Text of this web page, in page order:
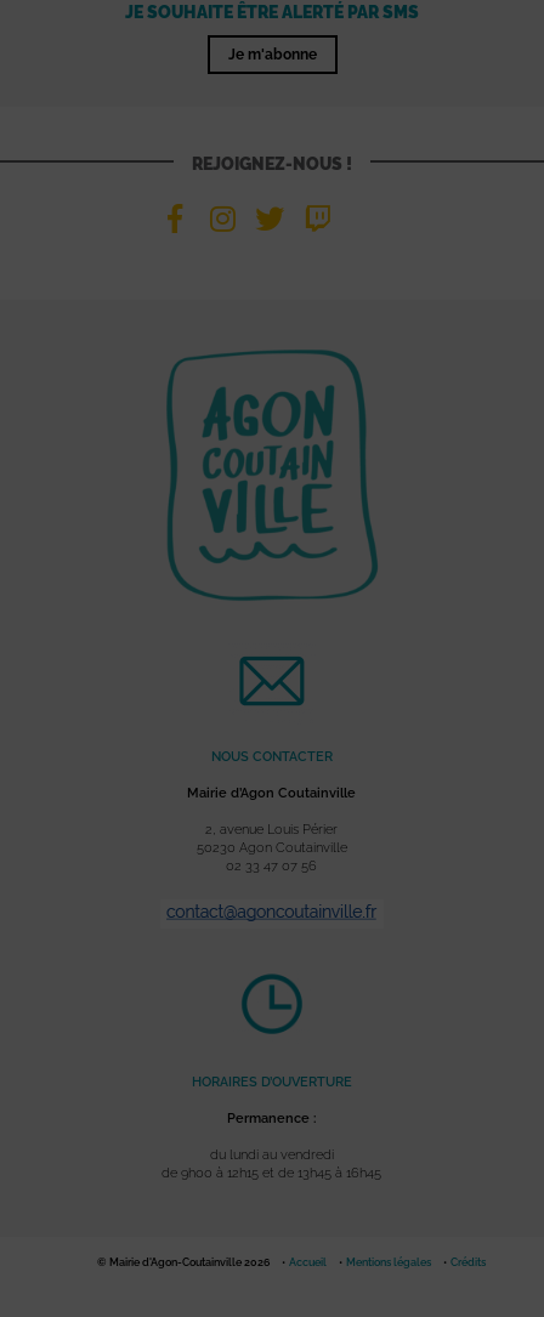
JE SOUHAITE ÊTRE ALERTÉ PAR SMS
Je m'abonne
REJOIGNEZ-NOUS !
NOUS CONTACTER
Mairie d’Agon Coutainville
2, avenue Louis Périer
50230 Agon Coutainville
02 33 47 07 56
HORAIRES D’OUVERTURE
Permanence :
du lundi au vendredi
de 9h00 à 12h15 et de 13h45 à 16h45
© Mairie d'Agon-Coutainville 2026 Accueil Mentions légales Crédits